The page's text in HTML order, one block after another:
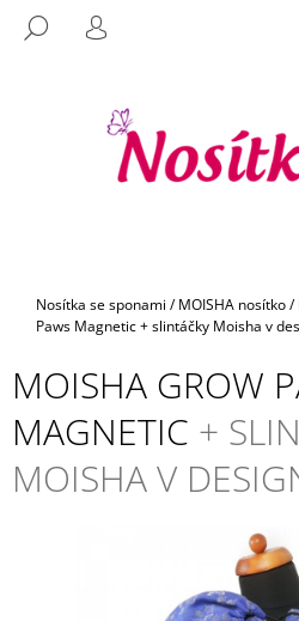
HLEDAT
PŘIHLÁŠENÍ
Domů
Nosítka se sponami / MOISHA nosítko/
Paws Magnetic+ slintáčky Moisha v
MOISHA GROW
MAGNETIC +
MOISHA V
C
U
T
E
N
A